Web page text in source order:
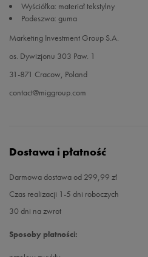
Wyściółka: materiał tekstylny
Podeszwa: guma
Marketing Investment Group S.A.
os. Dywizjonu 303 Paw. 1
31-871 Cracow, Poland
contact@miggroup.com
Dostawa i płatność
Darmowa dostawa od 299,99 zł
Czas realizacji 1-5 dni roboczych
30 dni na zwrot
Sposoby płatności: